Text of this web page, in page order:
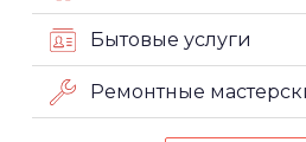
Бытовые услуги
Ремонтные